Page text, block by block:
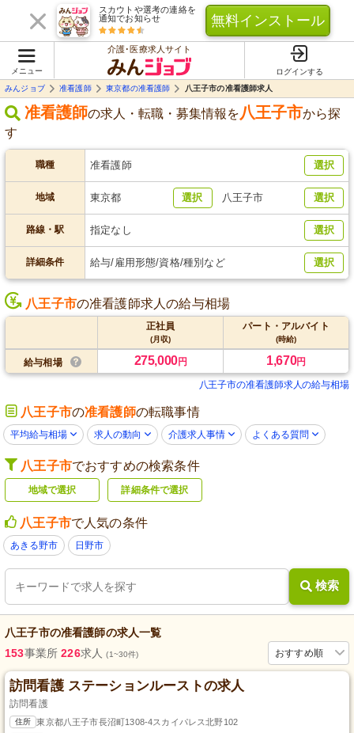
スカウトや選考の連絡を
通知でお知らせ
無料インストール
メニュー
介護･医療求人サイト
ログインする
みんジョブ
准看護師 東京都の准看護師 八王子市の准看護師求人
准看護師の求人・転職・募集情報を 八王子市から探
す
職種 准看護師 選択
地域 東京都 選択 八王子市 選択
路線・駅 指定なし 選択
詳細条件 給与/雇用形態/資格/種別など 選択
八王子市の准看護師求人の給与相場
正社員
(月収)
パート・アルバイト
(時給)
給与相場 275,000円 1,670円
八王子市の准看護師求人の給与相場
八王子市の准看護師の転職事情
平均給与相場 求人の動向 介護求人事情 よくある質問
八王子市でおすすめの検索条件
地域で選択 詳細条件で選択
八王子市で人気の条件
あきる野市 日野市
検索
八王子市の准看護師の求人一覧
おすすめ順
153事業所 226求人(1~30件)
訪問看護 ステーションルーストの求人
訪問看護
住所 東京都八王子市長沼町1308-4スカイパレス北野102